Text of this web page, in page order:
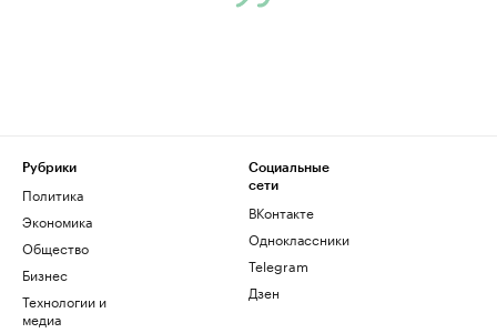
Рубрики
Политика
Экономика
Общество
Бизнес
Технологии и
медиа
Социальные
сети
ВКонтакте
Одноклассники
Telegram
Дзен